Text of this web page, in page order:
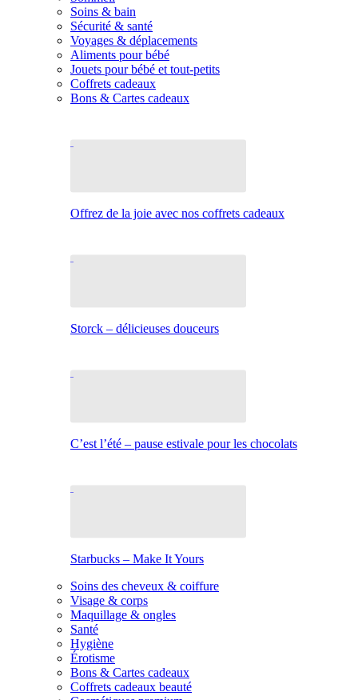
Soins & bain
Sécurité & santé
Voyages & déplacements
Aliments pour bébé
Jouets pour bébé et tout-petits
Coffrets cadeaux
Bons & Cartes cadeaux
Offrez de la joie avec nos coffrets cadeaux
Storck – délicieuses douceurs
C’est l’été – pause estivale pour les chocolats
Starbucks – Make It Yours
Soins des cheveux & coiffure
Visage & corps
Maquillage & ongles
Santé
Hygiène
Érotisme
Bons & Cartes cadeaux
Coffrets cadeaux beauté